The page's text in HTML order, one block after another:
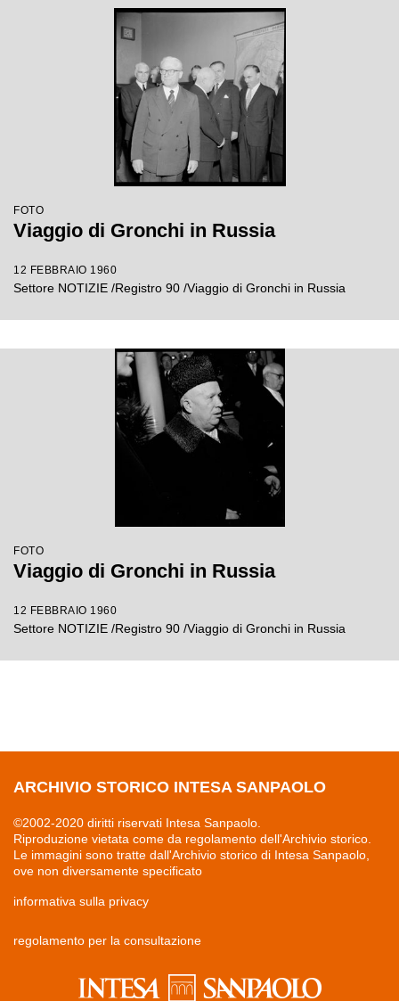
FOTO
Viaggio di Gronchi in Russia
12 FEBBRAIO 1960
Settore NOTIZIE /Registro 90 /Viaggio di Gronchi in Russia
FOTO
Viaggio di Gronchi in Russia
12 FEBBRAIO 1960
Settore NOTIZIE /Registro 90 /Viaggio di Gronchi in Russia
ARCHIVIO STORICO INTESA SANPAOLO
©2002-2020 diritti riservati Intesa Sanpaolo.
Riproduzione vietata come da regolamento dell'Archivio storico.
Le immagini sono tratte dall'Archivio storico di Intesa Sanpaolo,
ove non diversamente specificato
informativa sulla privacy
regolamento per la consultazione